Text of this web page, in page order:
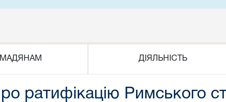
ДІЯЛЬНІСТЬ
ратифікацію Римського